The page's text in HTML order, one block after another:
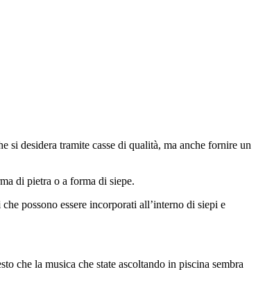
si desidera tramite casse di qualità, ma anche fornire un
di pietra o a forma di siepe.
possono essere incorporati all’interno di siepi e
che la musica che state ascoltando in piscina sembra